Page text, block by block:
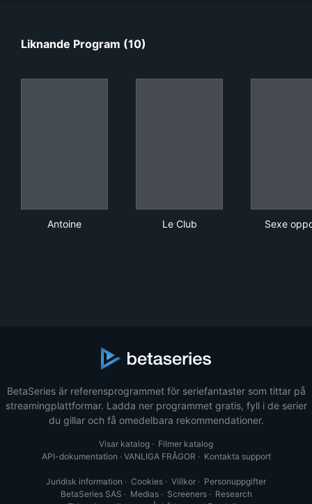
Liknande Program (10)
Antoine Le Club Sexe
BetaSeries är referensprogrammet för seriefantaster som tittar på
streamingplattformar. Ladda ner programmet gratis, fyll i de serier
du gillar och få omedelbara rekommendationer.
Visar katalog · Filmer katalog
API-dokumentation · VANLIGA FRÅGOR · Kontakta support
Juridisk information · Cookies · Villkor · Personuppgifter
BetaSeries SAS · Medias· Screeners· Research